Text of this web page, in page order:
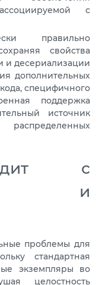
с
правильно
свойства
и десериализации
дополнительных
специфичного
поддержка
источник
с
и
проблемы для
стандартная
экземпляры во
целостность